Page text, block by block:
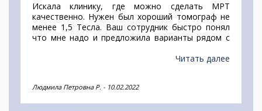
Искала клинику, где можно сделать МРТ
качественно. Нужен был хороший томограф не
менее 1,5 Тесла. Ваш сотрудник быстро понял
что мне надо и предложила варианты рядом с
цены и адреса. Спасибо за хорошую работу.
Читать далее
Людмила Петровна Р. - 10.02.2022